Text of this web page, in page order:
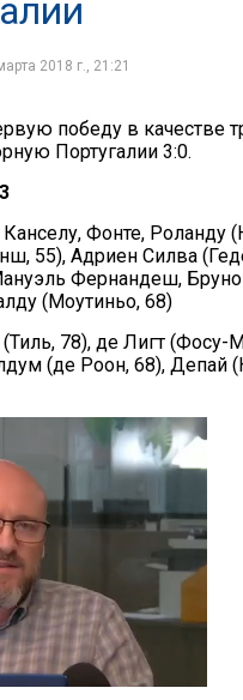
2018 г., 21:21
победу в качестве
Португалии 3:0.
Фонте, Роланду
55), Адриен Силва
Фернандеш,
(Моутиньо, 68)
(Тиль, 78), де Лигт (Фосу-
(де Роон, 68), Депай